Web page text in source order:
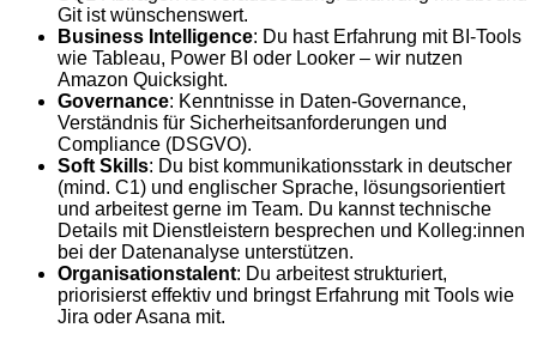
Git ist wünschenswert.
Business Intelligence: Du hast Erfahrung mit BI-Tools
wie Tableau, Power BI oder Looker – wir nutzen
Amazon Quicksight.
Governance: Kenntnisse in Daten-Governance,
Verständnis für Sicherheitsanforderungen und
Compliance (DSGVO).
Soft Skills: Du bist kommunikationsstark in deutscher
(mind. C1) und englischer Sprache, lösungsorientiert
und arbeitest gerne im Team. Du kannst technische
Details mit Dienstleistern besprechen und Kolleg:innen
bei der Datenanalyse unterstützen.
Organisationstalent: Du arbeitest strukturiert,
priorisierst effektiv und bringst Erfahrung mit Tools wie
Jira oder Asana mit.